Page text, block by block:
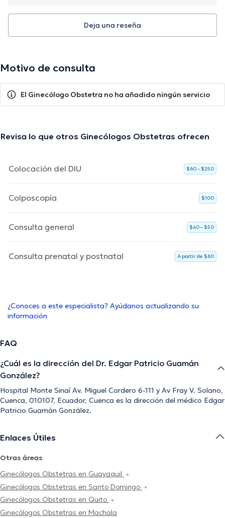
Deja una reseña
Motivo de consulta
El Ginecólogo Obstetra no ha añadido ningún servicio
Revisa lo que otros Ginecólogos Obstetras ofrecen
Colocación del DIU $60 – $250
Colposcopía $100
Consulta general $40 – $50
Consulta prenatal y postnatal A partir de $60
¿Conoces a este especialista? Ayúdanos actualizando su
información
FAQ
¿Cuál es la dirección del Dr. Edgar Patricio Guamán
González?
Hospital Monte Sinaí Av. Miguel Cordero 6-111 y Av Fray V. Solano,
Cuenca, 010107, Ecuador, Cuenca es la dirección del médico Edgar
Patricio Guamán González.
Enlaces Útiles
Otras áreas
Ginecólogos Obstetras en Guayaquil
Ginecólogos Obstetras en Santo Domingo
Ginecólogos Obstetras en Quito
Ginecólogos Obstetras en Machala